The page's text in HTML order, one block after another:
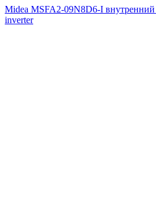
Midea MSFA2-09N8D6-I внутренний
inverter